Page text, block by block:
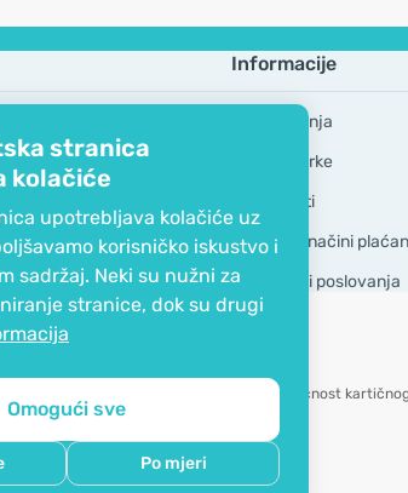
stranica
kolačiće
upotrebljava kolačiće uz
korisničko iskustvo i
sadržaj. Neki su nužni za
stranice, dok su drugi
Omogući sve
Po mjeri
Informacije
Česta pitanja
Robne marke
GDPR Alati
Dostava i načini
Opći uvjeti poslovanja
Mogućnost
|   Be Healthy Group d.o.o.